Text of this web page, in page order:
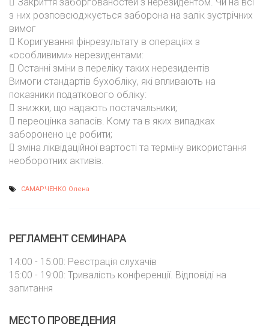
з них розповсюджується заборона на залік зустрічних
вимог
 Коригування фінрезультату в операціях з
«особливими» нерезидентами:
 Останні зміни в переліку таких нерезидентів
Вимоги стандартів бухобліку, які впливають на
показники податкового обліку:
 знижки, що надають постачальники;
 переоцінка запасів. Кому та в яких випадках
заборонено це робити;
 зміна ліквідаційної вартості та терміну використання
необоротних активів.
САМАРЧЕНКО Олена
РЕГЛАМЕНТ СЕМИНАРА
14:00 - 15:00: Реєстрація слухачів
15:00 - 19:00: Тривалість конференції. Відповіді на
запитання
МЕСТО ПРОВЕДЕНИЯ